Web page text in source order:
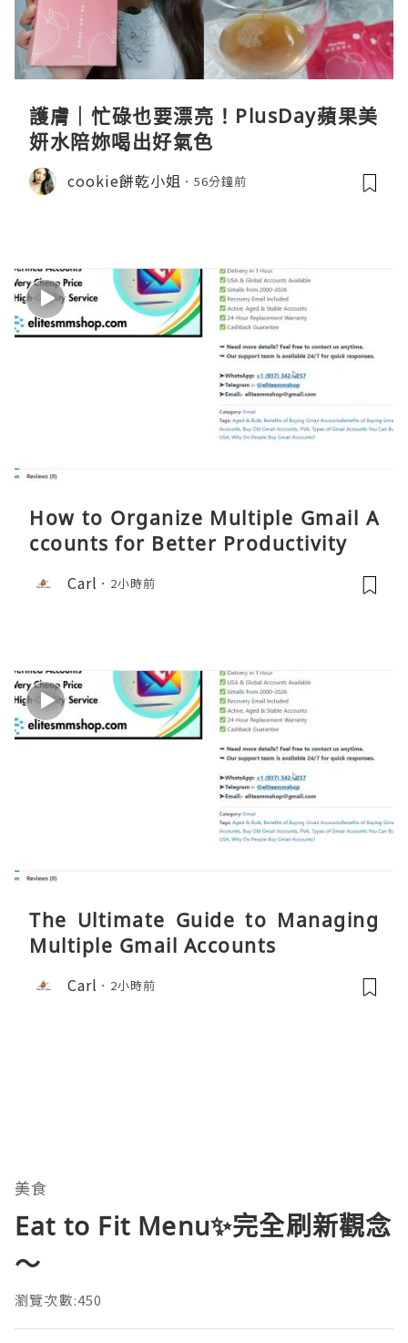
護膚｜忙碌也要漂亮！PlusDay蘋果美
妍水陪妳喝出好氣色
cookie餅乾小姐 56分鐘前
How to Organize Multiple Gmail A
ccounts for Better Productivity
Carl 2小時前
The Ultimate Guide to Managing
Multiple Gmail Accounts
Carl 2小時前
美食
Eat to Fit Menu✨完全刷新觀念
～
瀏覽次數:450